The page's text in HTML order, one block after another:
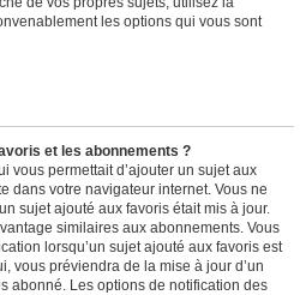
les options qui vous sont
et les abonnements ?
vous permettait d’ajouter un sujet aux
dans votre navigateur internet. Vous ne
sujet ajouté aux favoris était mis à jour.
similaires aux abonnements. Vous
lorsqu’un sujet ajouté aux favoris est
vous préviendra de la mise à jour d’un
abonné. Les options de notification des